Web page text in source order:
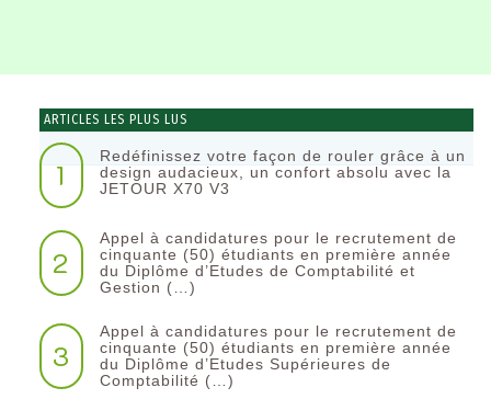
ARTICLES LES PLUS LUS
1
Redéfinissez votre façon de rouler grâce à un
design audacieux, un confort absolu avec la
JETOUR X70 V3
2
Appel à candidatures pour le recrutement de
cinquante (50) étudiants en première année
du Diplôme d’Etudes de Comptabilité et
Gestion (…)
3
Appel à candidatures pour le recrutement de
cinquante (50) étudiants en première année
du Diplôme d’Etudes Supérieures de
Comptabilité (…)